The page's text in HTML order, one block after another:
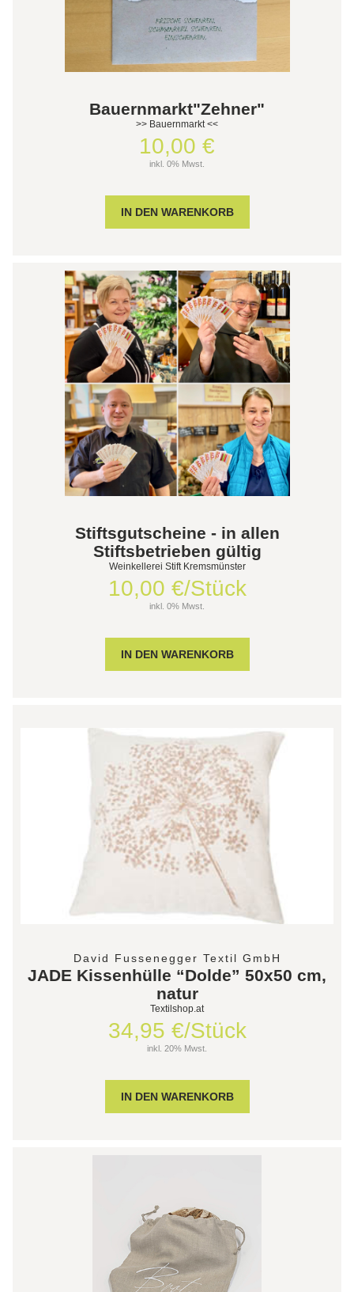
Bauernmarkt"Zehner"
>> Bauernmarkt <<
10,00 €
inkl. 0% Mwst.
Stiftsgutscheine - in allen
Stiftsbetrieben gültig
Weinkellerei Stift Kremsmünster
10,00 €/Stück
inkl. 0% Mwst.
David Fussenegger Textil GmbH
JADE Kissenhülle “Dolde” 50x50 cm,
natur
Textilshop.at
34,95 €/Stück
inkl. 20% Mwst.